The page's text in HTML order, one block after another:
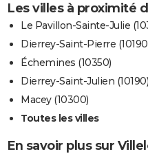
Les villes à proximité
Le Pavillon-Sainte-Julie
Dierrey-Saint-Pierre
Échemines (10350)
Dierrey-Saint-Julien (10190)
Macey (10300)
Toutes les villes
En savoir plus sur